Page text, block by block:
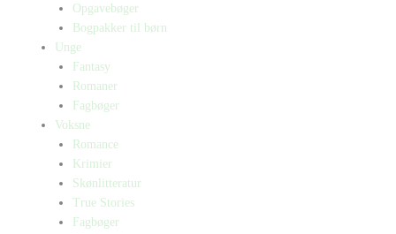
Opgavebøger
Bogpakker til børn
Unge
Fantasy
Romaner
Fagbøger
Voksne
Romance
Krimier
Skønlitteratur
True Stories
Fagbøger